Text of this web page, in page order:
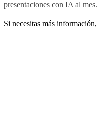
presentaciones con IA al mes.
Si necesitas más información,